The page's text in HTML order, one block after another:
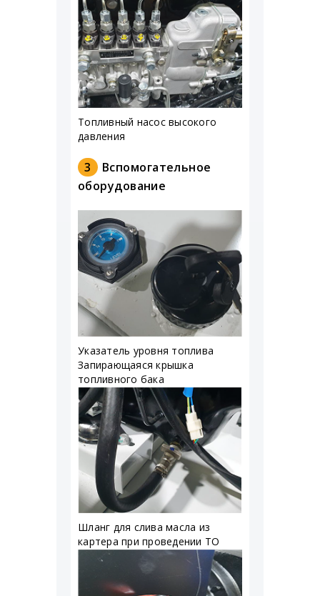
Топливный насос высокого
давления
3
Вспомогательное
оборудование
Указатель уровня топлива
Запирающаяся крышка
топливного бака
Шланг для слива масла из
картера при проведении ТО